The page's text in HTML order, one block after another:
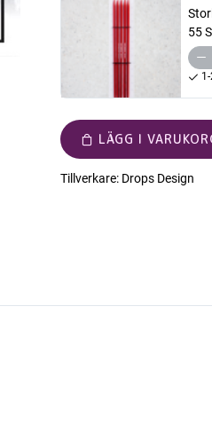
55
LÄGG I
Tillverkare: Drops Design